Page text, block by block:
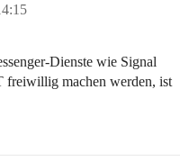
Dienste wie Signal
freiwillig machen werden, ist